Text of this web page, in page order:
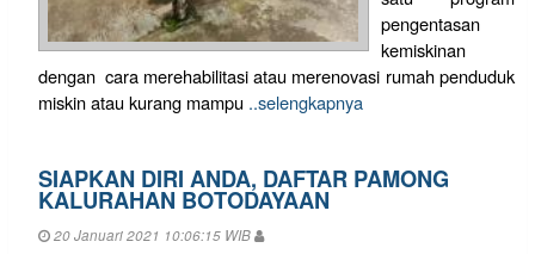
pengentasan
kemiskinan
dengan cara merehabilitasi atau merenovasi rumah penduduk
miskin atau kurang mampu ..selengkapnya
SIAPKAN DIRI ANDA, DAFTAR PAMONG
KALURAHAN BOTODAYAAN
20 Januari 2021 10:06:15 WIB